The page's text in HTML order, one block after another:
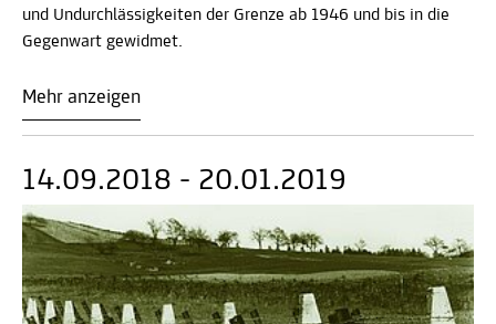
und Undurchlässigkeiten der Grenze ab 1946 und bis in die
Gegenwart gewidmet.
Mehr anzeigen
14.09.2018 - 20.01.2019